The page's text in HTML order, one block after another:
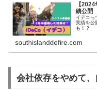
【
績公開
イデコっ
実績を公
も！？
southislanddefire.com
会社依存をやめて